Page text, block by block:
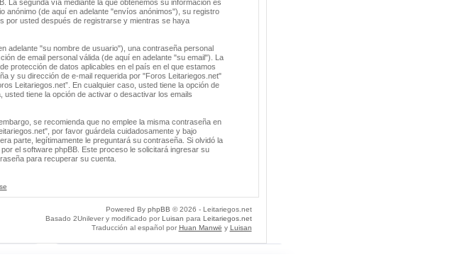
La segunda vía mediante la que obtenemos su información es
anónimo (de aquí en adelante "envíos anónimos"), su registro
por usted después de registrarse y mientras se haya
adelante "su nombre de usuario"), una contraseña personal
de email personal válida (de aquí en adelante "su email"). La
protección de datos aplicables en el país en el que estamos
y su dirección de e-mail requerida por "Foros Leitariegos.net"
Leitariegos.net”. En cualquier caso, usted tiene la opción de
tiene la opción de activar o desactivar los emails
se recomienda que no emplee la misma contraseña en
por favor guárdela cuidadosamente y bajo
parte, legítimamente le preguntará su contraseña. Si olvidó la
el software phpBB. Este proceso le solicitará ingresar su
para recuperar su cuenta.
Powered By phpBB © 2026 - Leitariegos.net
Basado 2Unilever y modificado por Luisan para Leitariegos.net
Traducción al español por Huan Manwë y Luisan